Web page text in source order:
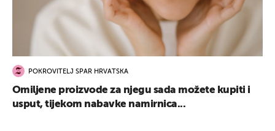
POKROVITELJ SPAR HRVATSKA
Omiljene proizvode za njegu sada možete kupiti i
usput, tijekom nabavke namirnica...